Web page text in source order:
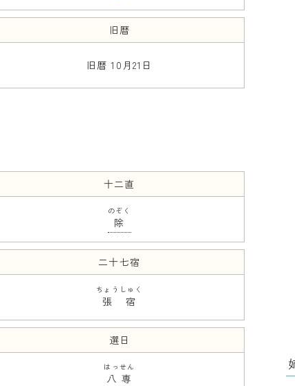
旧暦
旧暦 10月21日
十二直
除
のぞく
二十七宿
張宿
ちょうしゅく
選日
八専
はっせん